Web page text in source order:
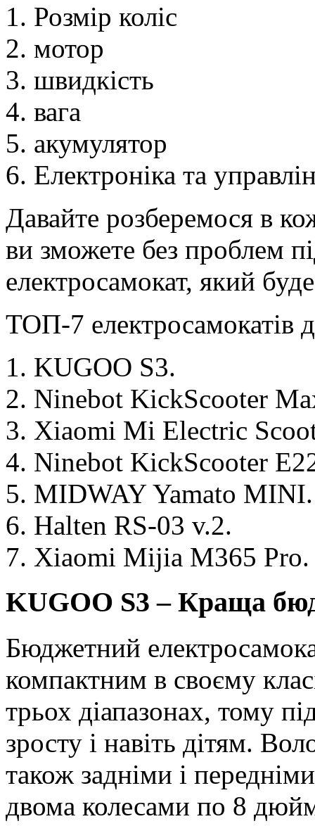
Розмір коліс
мотор
швидкість
вага
акумулятор
Електроніка та
Давайте розберемося в
ви зможете без проблем
електросамокат, який
ТОП-7 електросамокатів
KUGOO S3.
Ninebot KickScooter
Xiaomi Mi Electric
Ninebot KickScooter
MIDWAY Yamato MINI.
Halten RS-03 v.2.
Xiaomi Mijia M365 Pro.
KUGOO S3 – Краща
Бюджетний
компактним в своєму
трьох діапазонах, тому
зросту і навіть дітям.
також задніми і
двома колесами по 8